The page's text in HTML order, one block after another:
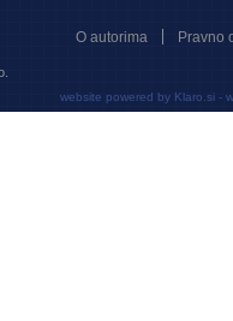
Pravno
O autorima
website powered by Klaro.si -